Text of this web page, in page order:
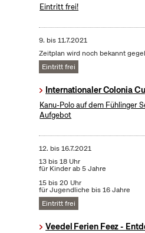
Eintritt frei!
9. bis11.7.2021
Zeitplan wird noch bekannt
Eintritt frei
Internationaler Colonia
Kanu-Polo auf dem Fühlinger
Aufgebot
12. bis16.7.2021
13 bis 18 Uhr
für Kinder ab 5 Jahre
15 bis 20 Uhr
für Jugendliche bis 16 Jahre
Eintritt frei
Veedel Ferien Feez -